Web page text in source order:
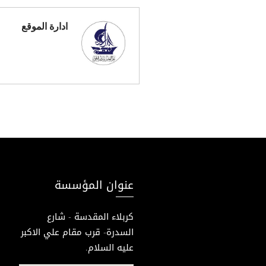
ادارة الموقع
عنوان المؤسسة
كربلاء المقدسة - شارع
السدرة- قرب مقام علي الاكبر
عليه السلام.